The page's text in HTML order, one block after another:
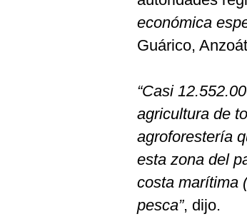
económica
Guárico,
“Casi
agricultura de
agroforestería
esta zona del
costa marítima
pesca”, dijo.